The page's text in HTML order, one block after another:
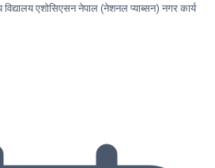
एशोसिएसन नेपाल (नेशनल प्याब्सन) नगर कार्य